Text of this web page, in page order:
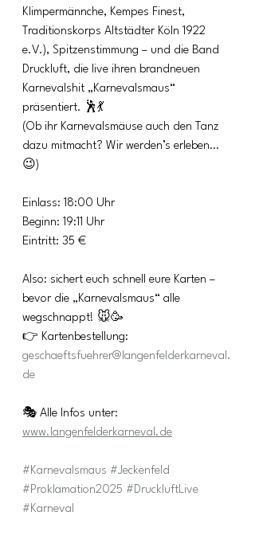
Klimpermännche, Kempes Finest,
Traditionskorps Altstädter Köln 1922
e.V.), Spitzenstimmung – und die Band
Druckluft, die live ihren brandneuen
Karnevalshit „Karnevalsmaus“
präsentiert. 🕺💃
(Ob ihr Karnevalsmäuse auch den Tanz
dazu mitmacht? Wir werden’s erleben…
😉)
Einlass: 18:00 Uhr
Beginn: 19:11 Uhr
Eintritt: 35 €
Also: sichert euch schnell eure Karten –
bevor die „Karnevalsmaus“ alle
wegschnappt! 🐭🥳
👉 Kartenbestellung:
geschaeftsfuehrer@langenfelderkarneval.
de
🎭 Alle Infos unter:
www.langenfelderkarneval.de
#Karnevalsmaus #Jeckenfeld
#Proklamation2025 #DruckluftLive
#Karneval